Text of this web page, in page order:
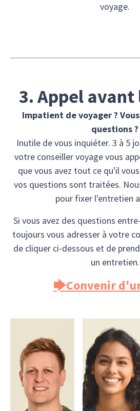
voyage.
3. Appel
Impatient de voyager ?
questions ?
Inutile de vous inquiéter. 3 à 5
votre conseiller voyage vous
que vous avez tout ce qu'il
vos questions sont traitées.
pour fixer l'entretien
Si vous avez des questions
toujours vous adresser à votre
de cliquer ci-dessous et de
un entretien.
🡆Convenir